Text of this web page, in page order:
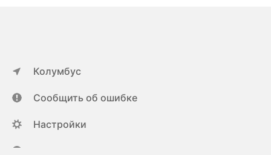
Колумбус
Сообщить об ошибке
Настройки